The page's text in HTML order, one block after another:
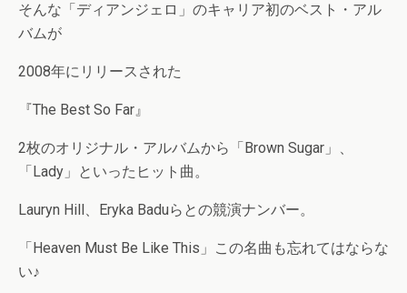
そんな「ディアンジェロ」のキャリア初のベスト・アル
バムが
2008年にリリースされた
『The Best So Far』
2枚のオリジナル・アルバムから「Brown Sugar」、
「Lady」といったヒット曲。
Lauryn Hill、Eryka Baduらとの競演ナンバー。
「Heaven Must Be Like This」この名曲も忘れてはならな
い♪